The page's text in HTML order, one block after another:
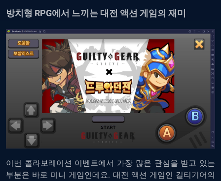
방치형 RPG에서 느끼는 대전 액션 게임의 재미
이번 콜라보레이션 이벤트에서 가장 많은 관심을 받고 있는
부분은 바로 미니 게임인데요. 대전 액션 게임인 길티기어의